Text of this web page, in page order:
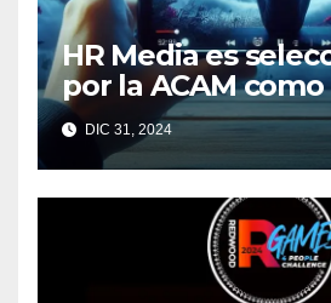
HR Media es
por la ACAM como
medición oficial de
audiencias de
México
DIC 31, 2024